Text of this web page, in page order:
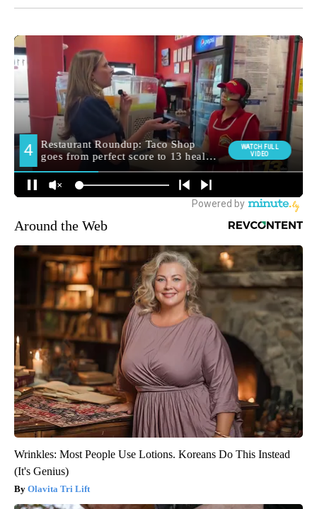
Around the Web
Wrinkles: Most People Use Lotions. Koreans Do This Instead
(It's Genius)
Olavita Tri Lift